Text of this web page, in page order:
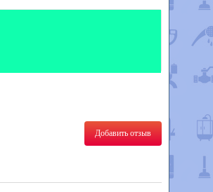
Добавить отзыв